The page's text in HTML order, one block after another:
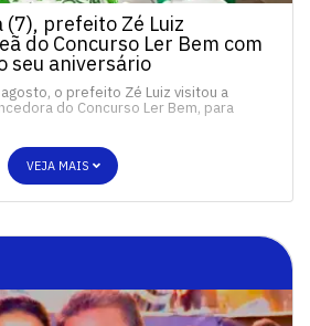
prefeito Zé Luiz
do Concurso Ler Bem com
seu aniversário
o prefeito Zé Luiz visitou a
do Concurso Ler Bem, para
VEJA MAIS